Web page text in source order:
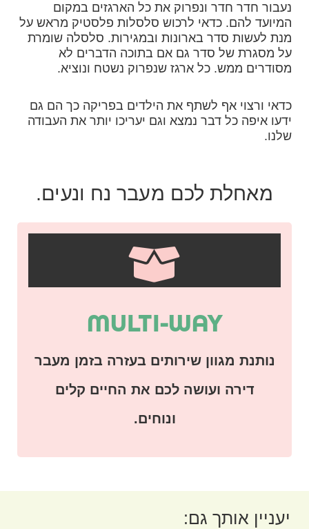
נעבור חדר חדר ונפרוק את כל הארגזים במקום
המיועד להם. כדאי לרכוש סלסלות פלסטיק מראש על
מנת לעשות סדר בארונות ובמגירות. סלסלה שומרת
על מסגרת של סדר גם אם בתוכה הדברים לא
מסודרים ממש. כל ארגז שנפרוק נשטח ונוציא.
כדאי ורצוי אף לשתף את הילדים בפריקה כך הם גם
ידעו איפה כל דבר נמצא וגם יעריכו יותר את העבודה
שלנו.
מאחלת לכם מעבר נח ונעים.
MULTI-WAY
נותנת מגוון שירותים בעזרה בזמן מעבר
דירה ועושה לכם את החיים קלים
ונוחים.
יעניין אותך גם: